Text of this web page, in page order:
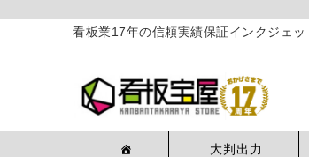
看板業17年の信頼実績保証インクジェ
大判出力